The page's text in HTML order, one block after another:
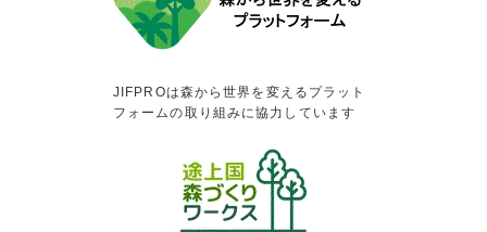
JIFPROは森から世界を変えるプラット
フォームの取り組みに協力しています